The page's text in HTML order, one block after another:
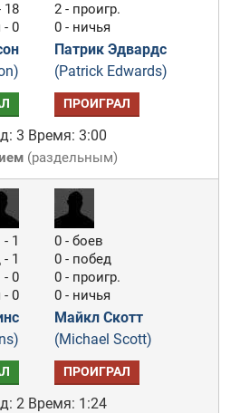
18
- 0
2 - проигр.
0 - ничья
Патрик Эдвардс
(Patrick Edwards)
ПРОИГРАЛ
3 Время: 3:00
(раздельным)
1
1
- 0
- 0
0 - боев
0 - побед
0 - проигр.
0 - ничья
Майкл Скотт
(Michael Scott)
ПРОИГРАЛ
2 Время: 1:24